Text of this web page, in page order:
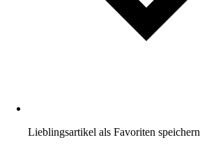
Lieblingsartikel als Favoriten speichern